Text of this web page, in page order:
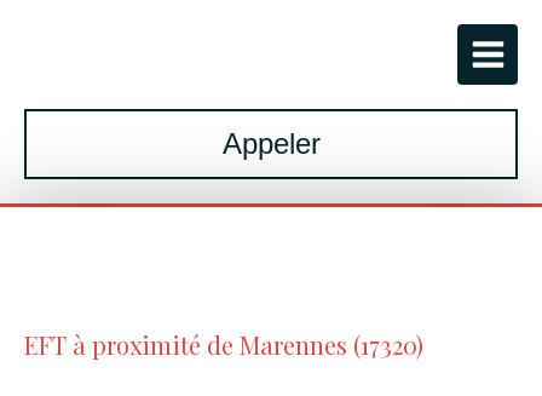
Appeler
EFT à proximité de Marennes (17320)